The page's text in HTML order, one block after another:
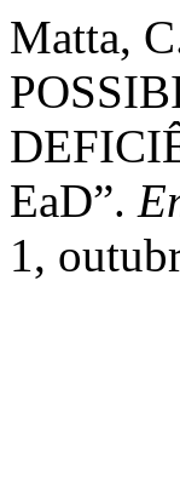
Matta,
EaD”.
1,